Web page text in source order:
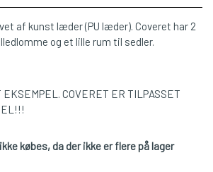
af kunst læder (PU læder). Coveret har 2
og et lille rum til sedler.
COVERET ER TILPASSET
købes, da der ikke er flere på lager